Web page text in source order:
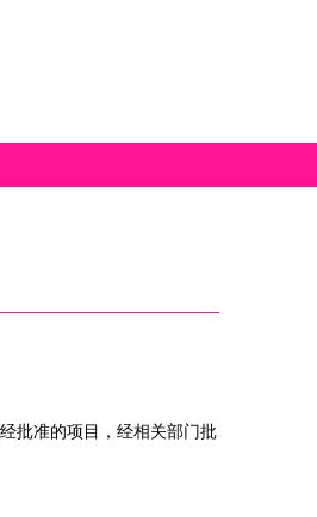
批准的项目，经相关部门批